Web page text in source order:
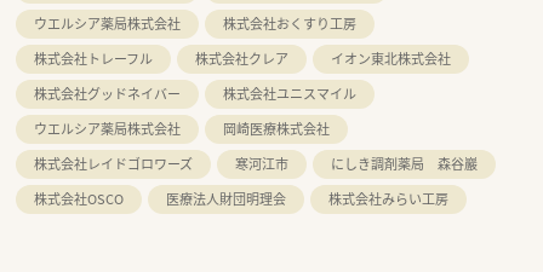
ウエルシア薬局株式会社
株式会社おくすり工房
株式会社トレーフル
株式会社クレア
イオン東北株式会社
株式会社グッドネイバー
株式会社ユニスマイル
ウエルシア薬局株式会社
岡崎医療株式会社
株式会社レイドゴロワーズ
寒河江市
にしき調剤薬局 森谷巖
株式会社OSCO
医療法人財団明理会 株式会社みらい工房